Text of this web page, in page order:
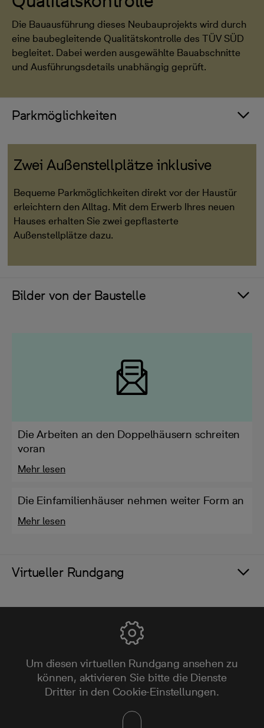
Die Bauausführung dieses Neubauprojekts wird durch
eine baubegleitende Qualitätskontrolle des TÜV SÜD
begleitet. Dabei werden ausgewählte Bauabschnitte
und Ausführungsdetails unabhängig geprüft.
Parkmöglichkeiten
Zwei Außenstellplätze inklusive
Bequeme Parkmöglichkeiten direkt vor der Haustür
erleichtern den Alltag. Mit dem Erwerb Ihres neuen
Hauses erhalten Sie zwei gepflasterte
Außenstellplätze dazu.
Bilder von der Baustelle
Die Arbeiten an den Doppelhäusern schreiten
voran
Mehr lesen
Die Einfamilienhäuser nehmen weiter Form an
Mehr lesen
Virtueller Rundgang
Um diesen virtuellen Rundgang ansehen zu
können, aktivieren Sie bitte die Dienste
Dritter in den Cookie-Einstellungen.